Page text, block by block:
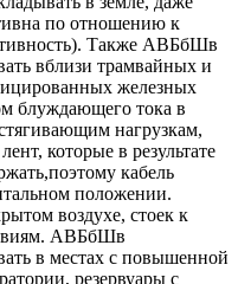
по отношению к
Также АВБбШв
вблизи трамвайных и
железных
блуждающего тока в
нагрузкам,
которые в результате
кабель
положении.
воздухе, стоек к
АВБбШв
в местах с повышенной
резервуары с